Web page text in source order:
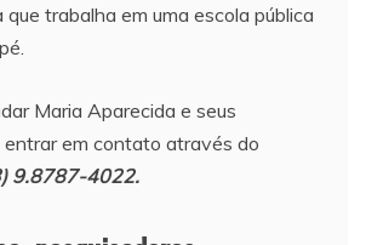
trabalha em uma escola pública
Maria Aparecida e seus
entrar em contato através do
9.8787-4022.